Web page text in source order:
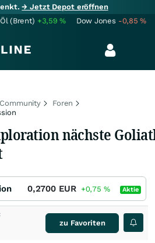
→ Jetzt Depot eröffnen
Öl (Brent) +3,59% Dow Jones -0,85%
Foren
nächste
0,2700 EUR +0,75 % Aktie
zu Favoriten